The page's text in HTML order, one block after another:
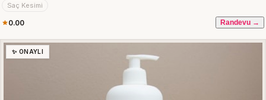
Saç Kesimi
0.00 Randevu →
✨ ONAYLI